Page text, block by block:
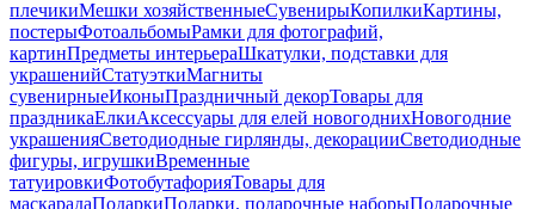
плечикиМешки хозяйственныеСувенирыКопилкиКартины,
постерыФотоальбомыРамки для фотографий,
картинПредметы интерьераШкатулки, подставки для
украшенийСтатуэткиМагниты
сувенирныеИконыПраздничный декорТовары для
праздникаЕлкиАксессуары для елей новогоднихНовогодние
украшенияСветодиодные гирлянды, декорацииСветодиодные
фигуры, игрушкиВременные
татуировкиФотобутафорияТовары для
маскарадаПодаркиПодарки, подарочные наборыПодарочные